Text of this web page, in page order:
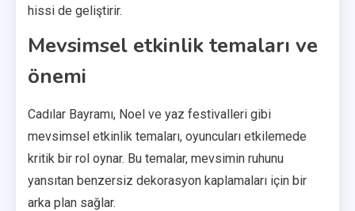
hissi de geliştirir.
Mevsimsel etkinlik temaları ve
önemi
Cadılar Bayramı, Noel ve yaz festivalleri gibi
mevsimsel etkinlik temaları, oyuncuları etkilemede
kritik bir rol oynar. Bu temalar, mevsimin ruhunu
yansıtan benzersiz dekorasyon kaplamaları için bir
arka plan sağlar.